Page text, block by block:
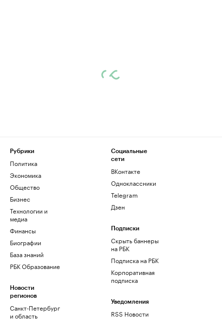
Рубрики
Политика
Экономика
Общество
Бизнес
Технологии и
медиа
Финансы
Биографии
База знаний
РБК Образование
Новости
регионов
Санкт-Петербург
и область
Социальные
сети
ВКонтакте
Одноклассники
Telegram
Дзен
Подписки
Скрыть баннеры
на РБК
Подписка на РБК
Корпоративная
подписка
Уведомления
RSS Новости